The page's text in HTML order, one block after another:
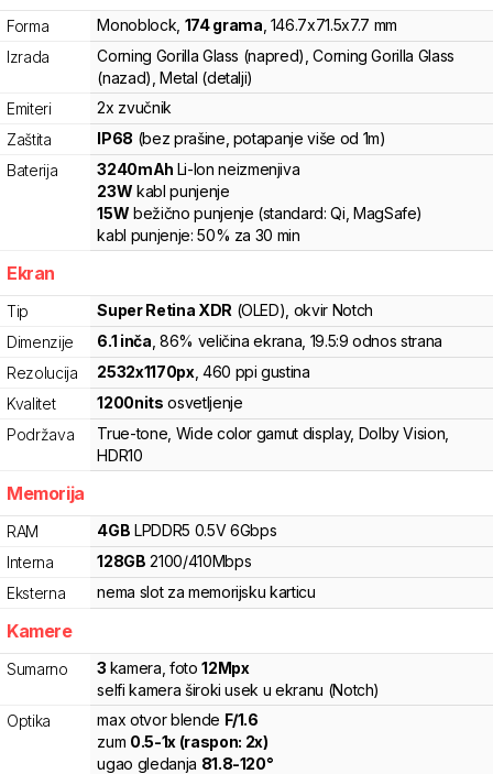
Forma Monoblock 174grama 146.7x71.5x7.7 mm
Izrada
Corning Gorilla Glass (napred), Corning Gorilla Glass
(nazad), Metal (detalji)
Emiteri
2x zvučnik
Zaštita
IP68 (bez prašine, potapanje više od 1m)
Baterija
3240mAh Li-Ion neizmenjiva
23W kabl punjenje
15W bežično punjenje (standard: Qi, MagSafe)
kabl punjenje:50% za 30 min
Ekran
Tip Super Retina XDR (OLED) , okvir Notch
Dimenzije
6.1 inča , 86% veličina ekrana , 19.5:9 odnos strana
Rezolucija
2532x1170px, 460 ppi gustina
Kvalitet
1200nits osvetljenje
Podržava
True-tone Wide color gamut display, Dolby Vision
HDR10
Memorija
RAM 4GB LPDDR5 0.5V 6Gbps
Interna
128GB 2100/410Mbps
Eksterna
nema slot za memorijsku karticu
Kamere
Sumarno 3 kamera foto12Mpx
selfi kamera široki usek u ekranu (Notch)
Optika
max otvor blende F/1.6
zum 0.5-1x (raspon: 2x)
ugao gledanja 81.8-120°